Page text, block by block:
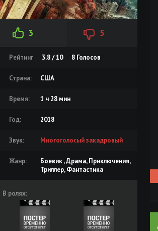
3 5
Рейтинг 3.8 / 10 8 Голосов
Страна: США
Время: 1 ч 28 мин
Год: 2018
Звук: Многоголосый закадровый
Жанр:
Боевик , Драма, Приключения,
Триллер, Фантастика
В ролях: